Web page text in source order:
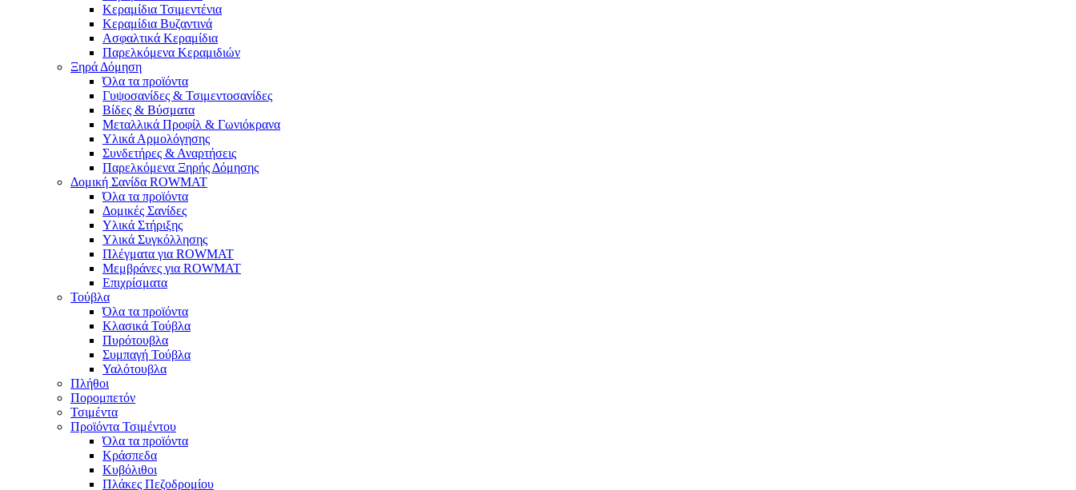
Κεραμίδια Τσιμεντένια
Κεραμίδια Βυζαντινά
Ασφαλτικά Κεραμίδια
Παρελκόμενα Κεραμιδιών
Ξηρά Δόμηση
Όλα τα προϊόντα
Γυψοσανίδες & Τσιμεντοσανίδες
Βίδες & Βύσματα
Μεταλλικά Προφίλ & Γωνιόκρανα
Υλικά Αρμολόγησης
Συνδετήρες & Αναρτήσεις
Παρελκόμενα Ξηρής Δόμησης
Δομική Σανίδα ROWMAT
Όλα τα προϊόντα
Δομικές Σανίδες
Υλικά Στήριξης
Υλικά Συγκόλλησης
Πλέγματα για ROWMAT
Μεμβράνες για ROWMAT
Επιχρίσματα
Τούβλα
Όλα τα προϊόντα
Κλασικά Τούβλα
Πυρότουβλα
Συμπαγή Τούβλα
Υαλότουβλα
Πλήθοι
Πορομπετόν
Τσιμέντα
Προϊόντα Τσιμέντου
Όλα τα προϊόντα
Κράσπεδα
Κυβόλιθοι
Πλάκες Πεζοδρομίου